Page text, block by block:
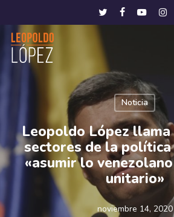
main
content
twitterfacebookyoutube
Noticia
Leopoldo López
sectores de la política
«asumir lo
unitario»
noviembre 14, 2020